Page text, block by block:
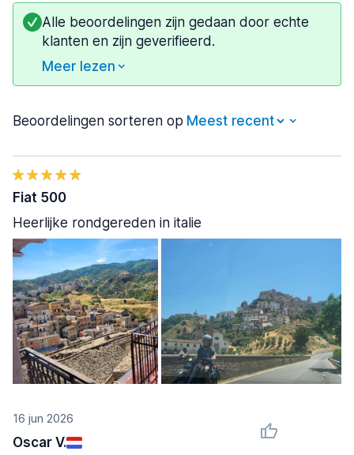
Alle beoordelingen zijn gedaan door echte
klanten en zijn geverifieerd.
Meer lezen
Beoordelingen sorteren op
16 jun 2026
Oscar V.
Fiat 500
Heerlijke rondgereden in italie